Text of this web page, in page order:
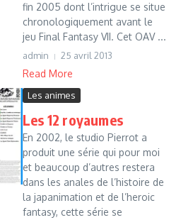
fin 2005 dont l’intrigue se situe
chronologiquement avant le
jeu Final Fantasy VII. Cet OAV ...
admin 25 avril 2013
Read More
Les animes
Les 12 royaumes
En 2002, le studio Pierrot a
produit une série qui pour moi
et beaucoup d’autres restera
dans les anales de l’histoire de
la japanimation et de l’heroic
fantasy, cette série se